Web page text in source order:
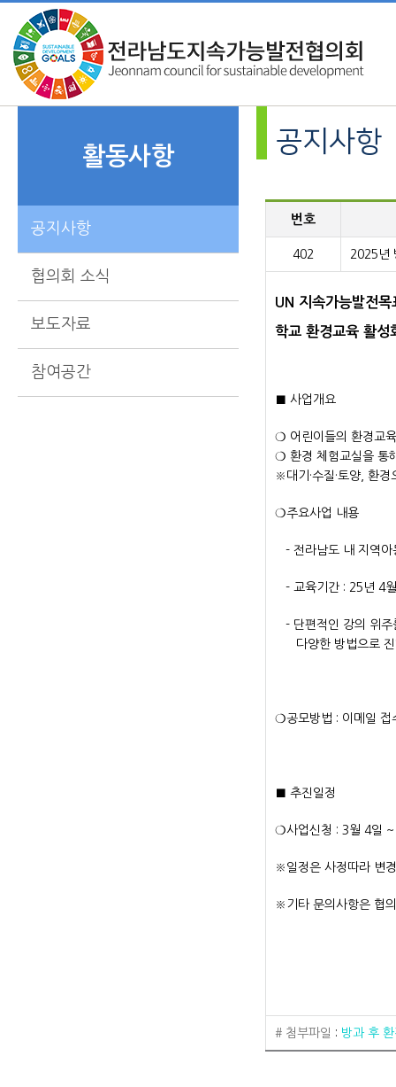
활동사항
공지사항
협의회 소식
보도자료
참여공간
공지사항
번호
402 2025년
UN 지속가능발전
학교 환경교육 활성
■ 사업개요
❍ 어린이들의 환경교육
❍ 환경 체험교실을 통
※대기·수질·토양, 환
❍주요사업 내용
- 전라남도 내 지역아
- 교육기간 : 25년 4
- 단편적인 강의 위주
다양한 방법으로 진
❍공모방법 : 이메일
■ 추진일정
❍사업신청 : 3월 4일
※일정은 사정따라 변
※기타 문의사항은 협
# 첨부파일 : 방과 후